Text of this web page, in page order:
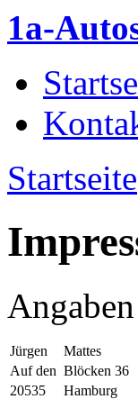
Direkt zum Inhalt
1a-
Hauptmenü
Sie sind hier
Startseite
Jürgen
Mattes
Auf den Blöcken 36
20535
Hamburg